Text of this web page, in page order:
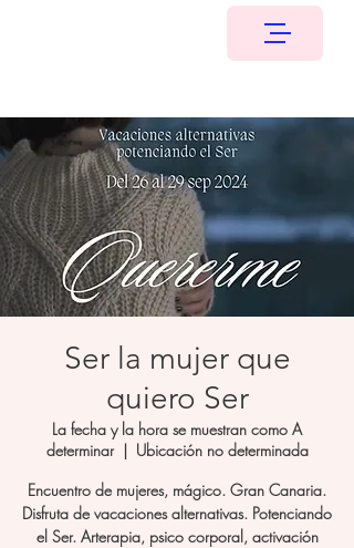
Ser la mujer que
quiero Ser
La fecha y la hora se muestran como A
determinar
  |
Ubicación no determinada
Encuentro de mujeres, mágico. Gran Canaria.
Disfruta de vacaciones alternativas. Potenciando
el Ser. Arterapia, psico corporal, activación